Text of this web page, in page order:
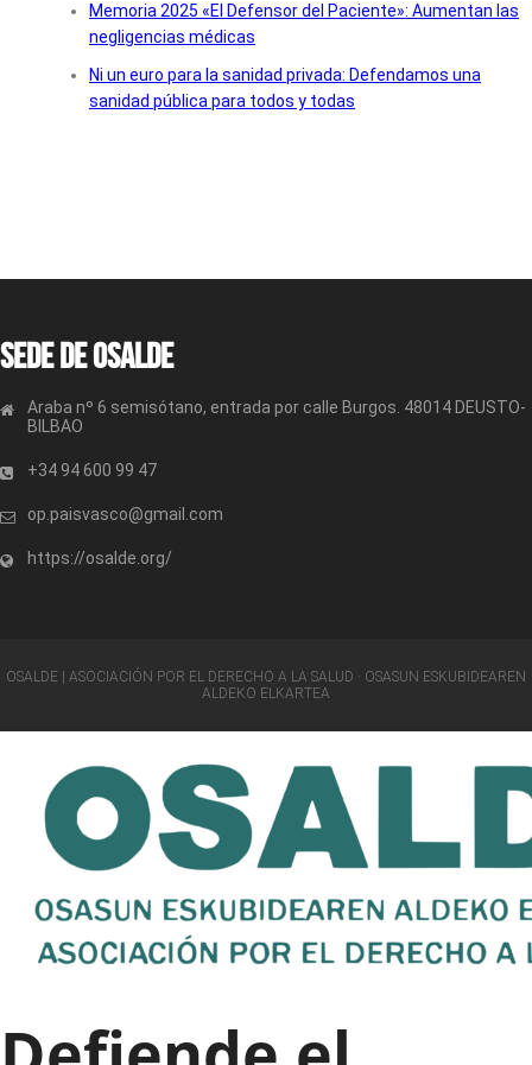
Memoria 2025 «El Defensor del Paciente»: Aumentan las
negligencias médicas
Ni un euro para la sanidad privada: Defendamos una
sanidad pública para todos y todas
Sede de OSALDE
Araba nº 6 semisótano, entrada por calle Burgos. 48014 DEUSTO-
BILBAO
+34 94 600 99 47
op.paisvasco@gmail.com
https://osalde.org/
OSALDE | ASOCIACIÓN POR EL DERECHO A LA SALUD · OSASUN ESKUBIDEAREN
ALDEKO ELKARTEA